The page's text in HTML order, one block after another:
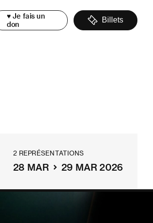
♥ Je fais un
don
Billets
2 REPRÉSENTATIONS
28 MAR 29 MAR 2026